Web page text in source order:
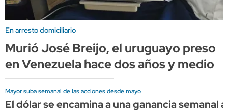
En arresto domiciliario
Murió José Breijo, el uruguayo preso
en Venezuela hace dos años y medio
Mayor suba semanal de las acciones desde mayo
El dólar se encamina a una ganancia